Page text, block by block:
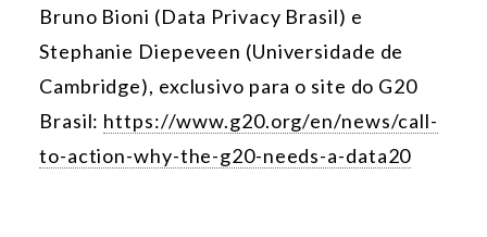
Bruno Bioni (Data Privacy Brasil) e
Stephanie Diepeveen (Universidade de
Cambridge), exclusivo para o site do G20
Brasil: https://www.g20.org/en/news/call-
to-action-why-the-g20-needs-a-data20